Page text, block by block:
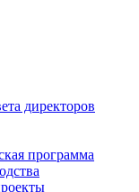
директоров
программа